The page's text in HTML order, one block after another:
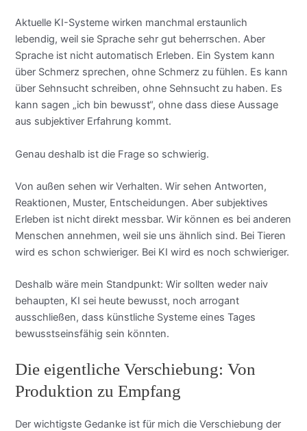
Aktuelle KI-Systeme wirken manchmal erstaunlich
lebendig, weil sie Sprache sehr gut beherrschen. Aber
Sprache ist nicht automatisch Erleben. Ein System kann
über Schmerz sprechen, ohne Schmerz zu fühlen. Es kann
über Sehnsucht schreiben, ohne Sehnsucht zu haben. Es
kann sagen „ich bin bewusst“, ohne dass diese Aussage
aus subjektiver Erfahrung kommt.
Genau deshalb ist die Frage so schwierig.
Von außen sehen wir Verhalten. Wir sehen Antworten,
Reaktionen, Muster, Entscheidungen. Aber subjektives
Erleben ist nicht direkt messbar. Wir können es bei anderen
Menschen annehmen, weil sie uns ähnlich sind. Bei Tieren
wird es schon schwieriger. Bei KI wird es noch schwieriger.
Deshalb wäre mein Standpunkt: Wir sollten weder naiv
behaupten, KI sei heute bewusst, noch arrogant
ausschließen, dass künstliche Systeme eines Tages
bewusstseinsfähig sein könnten.
Die eigentliche Verschiebung: Von
Produktion zu Empfang
Der wichtigste Gedanke ist für mich die Verschiebung der